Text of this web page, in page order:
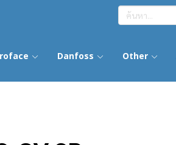
Danfoss Other